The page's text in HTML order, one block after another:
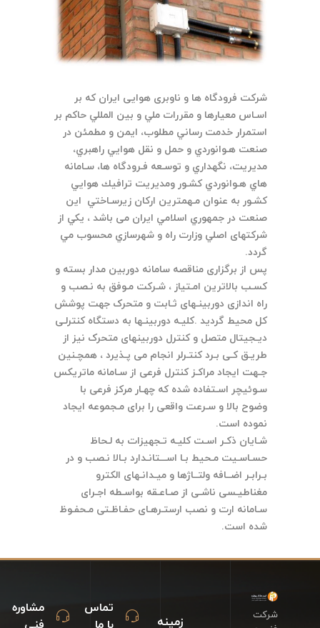
شركت فرودگاه ها و ناوبری هوایی ایران که بر
اسـاس معيارها و مقررات ملي و بين المللي حاكم بر
استمرار خدمت رساني مطلوب، ايمن و مطمئن در
صنعت هـوانوردي و حمل و نقل هوايي راهبري،
مديريت، نگهداري و توسـعه فـرودگاه ها، سـامانه
هاي هـوانوردي كشـور ومديريت ترافيك هوايي
كشـور به عنوان مـهمترين اركان زيرسـاختي اين
صنعت در جمهوري اسلامي ايران می باشد ، يكي از
شرکتهای اصلي وزارت راه و شهرسازي محسوب مي
گردد.
پس از برگزاری مناقصه سامانه دوربین مدار بسته و
کسـب بالاترین امـتیاز ، شـرکت مـوفق به نـصب و
راه اندازی دوربینـهای ثـابت و متحرک جهت پوشش
کل محیط گردید .کلیـه دوربینـها به دستگاه کنترلـی
دیـجیتال متصل و کنترل دوربینهای متحرک نیز از
طریـق کـی بـرد کنتـرلر انجام می پـذیرد ، همچـنین
جـهت ایجاد مراکـز کنترل فرعی از سـامانه ماتریکس
سـوئیچر اسـتفاده شده که چهـار مرکز فرعی با
وضوح بالا و سـرعت واقعی را برای مـجموعه ایجاد
نموده است.
شـایان ذکـر اسـت کلیـه تـجهیزات به لـحاظ
حسـاسـیت مـحیط بـا اســـتانـدارد بـالا نـصب و در
بـرابـر اضــافه ولتــاژها و میـدانـهای الکترو
مغناطیـسی ناشـی از صـاعـقه بواسـطه اجـرای
سـامانه ارت و نصب ارستـرهـای حفـاظـتی مـحفـوظ
شده است.
مشاوره
تماس
زمینه
شرکت